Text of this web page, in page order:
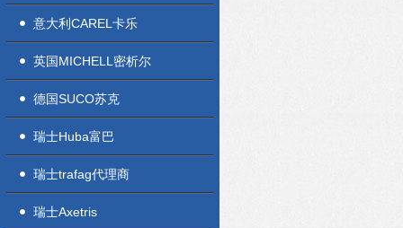
意大利CAREL卡乐
英国MICHELL密析尔
德国SUCO苏克
瑞士Huba富巴
瑞士trafag代理商
瑞士Axetris